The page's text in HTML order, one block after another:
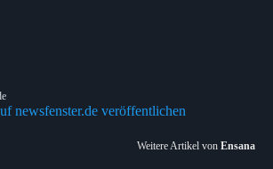
newsfenster.de veröffentlichen
Weitere Artikel von Ensana